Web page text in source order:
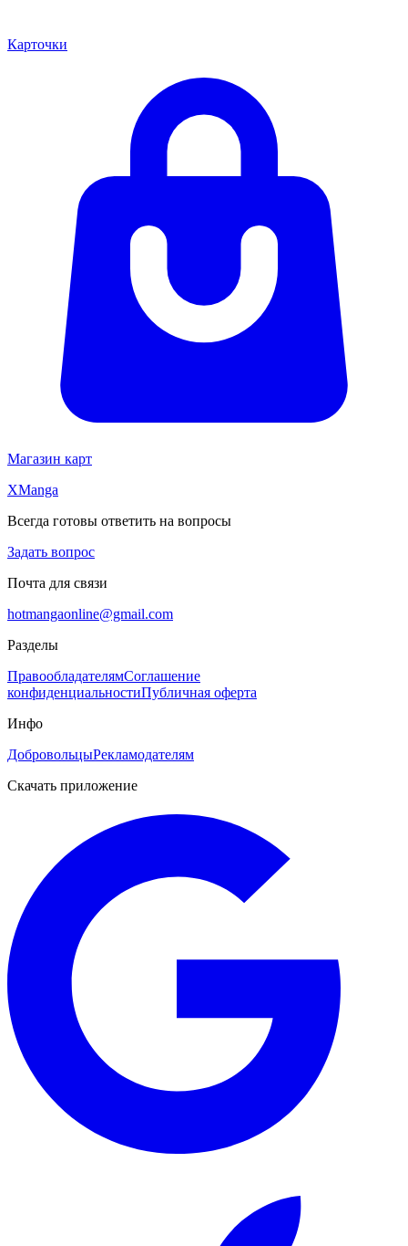
Карточки
Магазин карт
XManga
Всегда готовы ответить на вопросы
Задать вопрос
Почта для связи
hotmangaonline@gmail.com
Разделы
ПравообладателямСоглашение
конфиденциальностиПубличная оферта
Инфо
ДобровольцыРекламодателям
Скачать приложение